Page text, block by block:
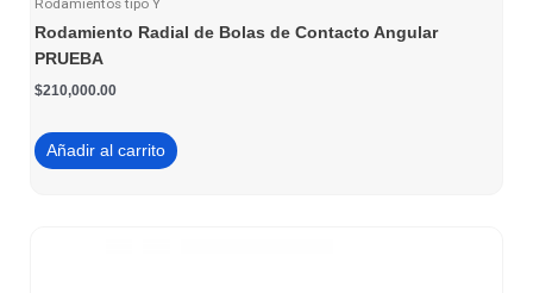
Rodamientos tipo Y
Rodamiento Radial de Bolas de Contacto Angular
PRUEBA
$210,000.00
Añadir al carrito